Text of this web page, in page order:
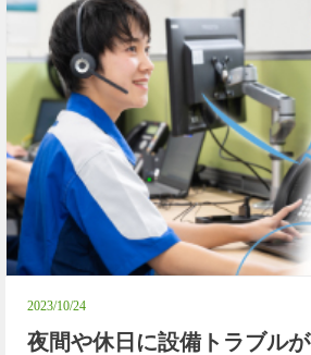
2023/10/24
夜間や休日に設備トラブルが